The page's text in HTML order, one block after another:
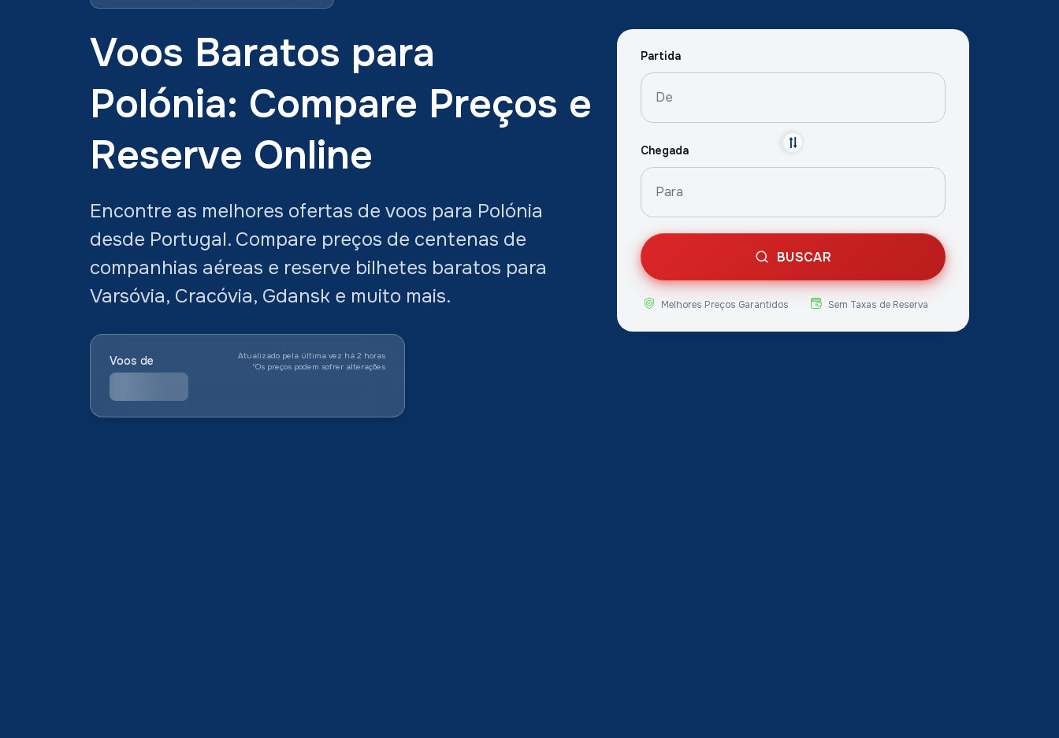
Voos Baratos para
Polónia: Compare Preços e
Reserve Online
Encontre as melhores ofertas de voos para Polónia
desde Portugal. Compare preços de centenas de
companhias aéreas e reserve bilhetes baratos para
Varsóvia, Cracóvia, Gdansk e muito mais.
Voos de
Atualizado pela última vez há 2 horas
*Os preços podem sofrer alterações
Partida
Chegada
BUSCAR
Melhores Preços Garantidos Sem Taxas de Reserva